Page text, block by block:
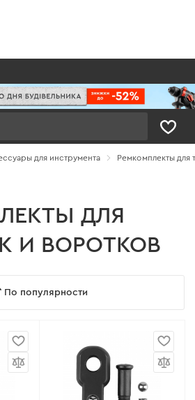
для инструмента Ремкомплекты для
ДЛЯ
И ВОРОТКОВ
По популярности